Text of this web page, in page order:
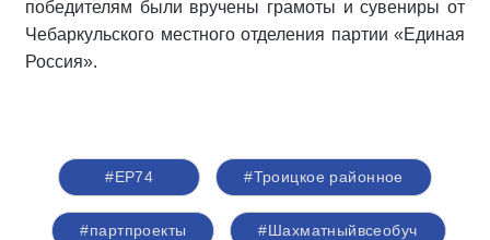
победителям были вручены грамоты и сувениры от
Чебаркульского местного отделения партии «Единая
Россия».
#ЕР74 #Троицкое районное
#партпроекты #Шахматныйвсеобуч